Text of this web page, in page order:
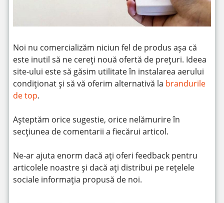
Noi nu comercializăm niciun fel de produs așa că
este inutil să ne cereți nouă ofertă de prețuri. Ideea
site-ului este să găsim utilitate în instalarea aerului
condiționat și să vă oferim alternativă la brandurile
de top.
Așteptăm orice sugestie, orice nelămurire în
secțiunea de comentarii a fiecărui articol.
Ne-ar ajuta enorm dacă ați oferi feedback pentru
articolele noastre și dacă ați distribui pe rețelele
sociale informația propusă de noi.